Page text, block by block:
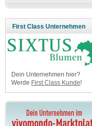
First Class Unternehmen
Dein Unternehmen hier?
Werde First Class Kunde!